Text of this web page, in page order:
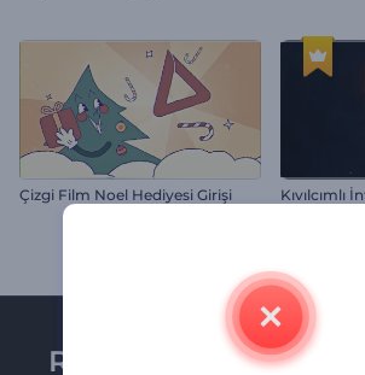
Çizgi Film Noel Hediyesi Girişi Kıvılcımlı
Renderforest